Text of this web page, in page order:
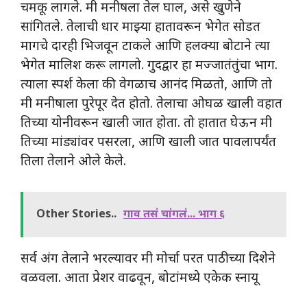
चमकू लागले. मी मनीषला तेल घाल, असे खुणेने
सांगितले. तेलाची धार माझ्या हातावरून भेगेत सोडत
मागचे दारही भिजवून टाकले आणि हलक्या बोटाने त्या
भेगेत मालिश करू लागलो. गुदद्वार हा मज्जातंतुंचा भाग.
त्याला स्पर्श केला की वेगळाच आनंद मिळतो, आणि तो
मी मनीषाला पुरेपूर देत होतो. तेलाचा ओघळ खाली वहात
तिच्या योनीवरून खाली जात होता. तो हातात घेऊन मी
तिच्या मांड्यांवर पसरला, आणि खाली जात पावलापर्यंत
तिला तेलाने ओले केले.
Other Stories.. गाव तसं चांगलं... भाग ६
सर्व अंग तेलाने भरल्यावर मी मोर्चा परत पाठीच्या दिशेने
वळवला. आता प्रेशर वाढवून, बोटांमध्ये एकेक स्नायू